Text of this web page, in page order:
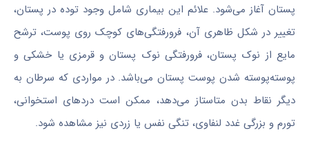
پستان آغاز می‌شود. علائم این بیماری شامل وجود توده در پستان،
تغییر در شکل ظاهری آن، فرورفتگی‌های کوچک روی پوست، ترشح
مایع از نوک پستان، فرورفتگی نوک پستان و قرمزی یا خشکی و
پوسته‌پوسته شدن پوست پستان می‌باشد. در مواردی که سرطان به
دیگر نقاط بدن متاستاز می‌دهد، ممکن است دردهای استخوانی،
تورم و بزرگی غدد لنفاوی، تنگی نفس یا زردی نیز مشاهده شود.